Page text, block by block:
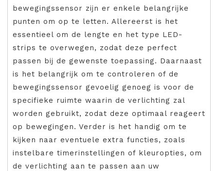
bewegingssensor zijn er enkele belangrijke
punten om op te letten. Allereerst is het
essentieel om de lengte en het type LED-
strips te overwegen, zodat deze perfect
passen bij de gewenste toepassing. Daarnaast
is het belangrijk om te controleren of de
bewegingssensor gevoelig genoeg is voor de
specifieke ruimte waarin de verlichting zal
worden gebruikt, zodat deze optimaal reageert
op bewegingen. Verder is het handig om te
kijken naar eventuele extra functies, zoals
instelbare timerinstellingen of kleuropties, om
de verlichting aan te passen aan uw